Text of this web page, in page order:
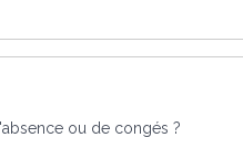
ou de congés ?